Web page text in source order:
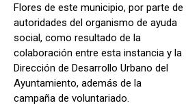
Flores de este municipio, por parte de
autoridades del organismo de ayuda
social, como resultado de la
colaboración entre esta instancia y la
Dirección de Desarrollo Urbano del
Ayuntamiento, además de la
campaña de voluntariado.